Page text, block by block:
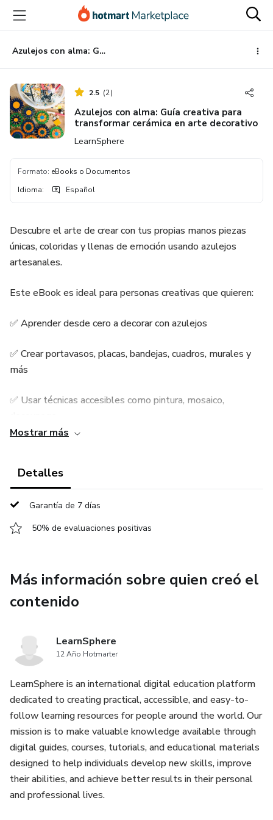
principal
página
de
página
Azulejos con alma: Guía creativa para transformar cerámica en arte decorativo
2.5 (2)
Azulejos con alma: Guía creativa para
transformar cerámica en arte decorativo
LearnSphere
Formato: eBooks o Documentos
Idioma: Español
Descubre el arte de crear con tus propias manos piezas
únicas, coloridas y llenas de emoción usando azulejos
artesanales.
Este eBook es ideal para personas creativas que quieren:
✅ Aprender desde cero a decorar con azulejos
✅ Crear portavasos, placas, bandejas, cuadros, murales y
más
✅ Usar técnicas accesibles como pintura, mosaico,
No necesitas experiencia previa, solo ganas de explorar,
experimentar y expresarte a través del arte cerámico 🧡
Para personas que aman el arte hecho a mano
Para quienes desean crear piezas decorativas y funcionales
impacto
Para quienes buscan una actividad relajante, artística y
accesible
Mostrar más
Detalles
Garantía de 7 días
50% de evaluaciones positivas
Más información sobre quien creó el
contenido
LearnSphere
12 Año Hotmarter
LearnSphere is an international digital education platform
dedicated to creating practical, accessible, and easy-to-
follow learning resources for people around the world. Our
mission is to make valuable knowledge available through
digital guides, courses, tutorials, and educational materials
designed to help individuals develop new skills, improve
their abilities, and achieve better results in their personal
and professional lives.